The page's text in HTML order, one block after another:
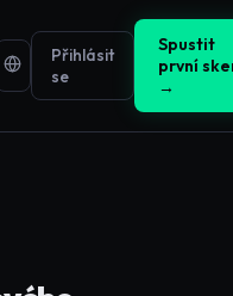
Přihlásit
se
Spustit
první
→